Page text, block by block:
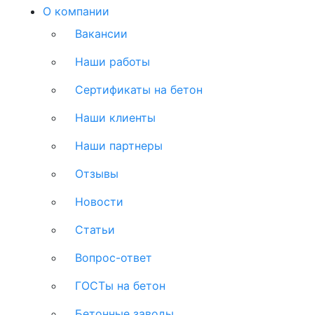
О компании
Вакансии
Наши работы
Сертификаты на бетон
Наши клиенты
Наши партнеры
Отзывы
Новости
Статьи
Вопрос-ответ
ГОСТы на бетон